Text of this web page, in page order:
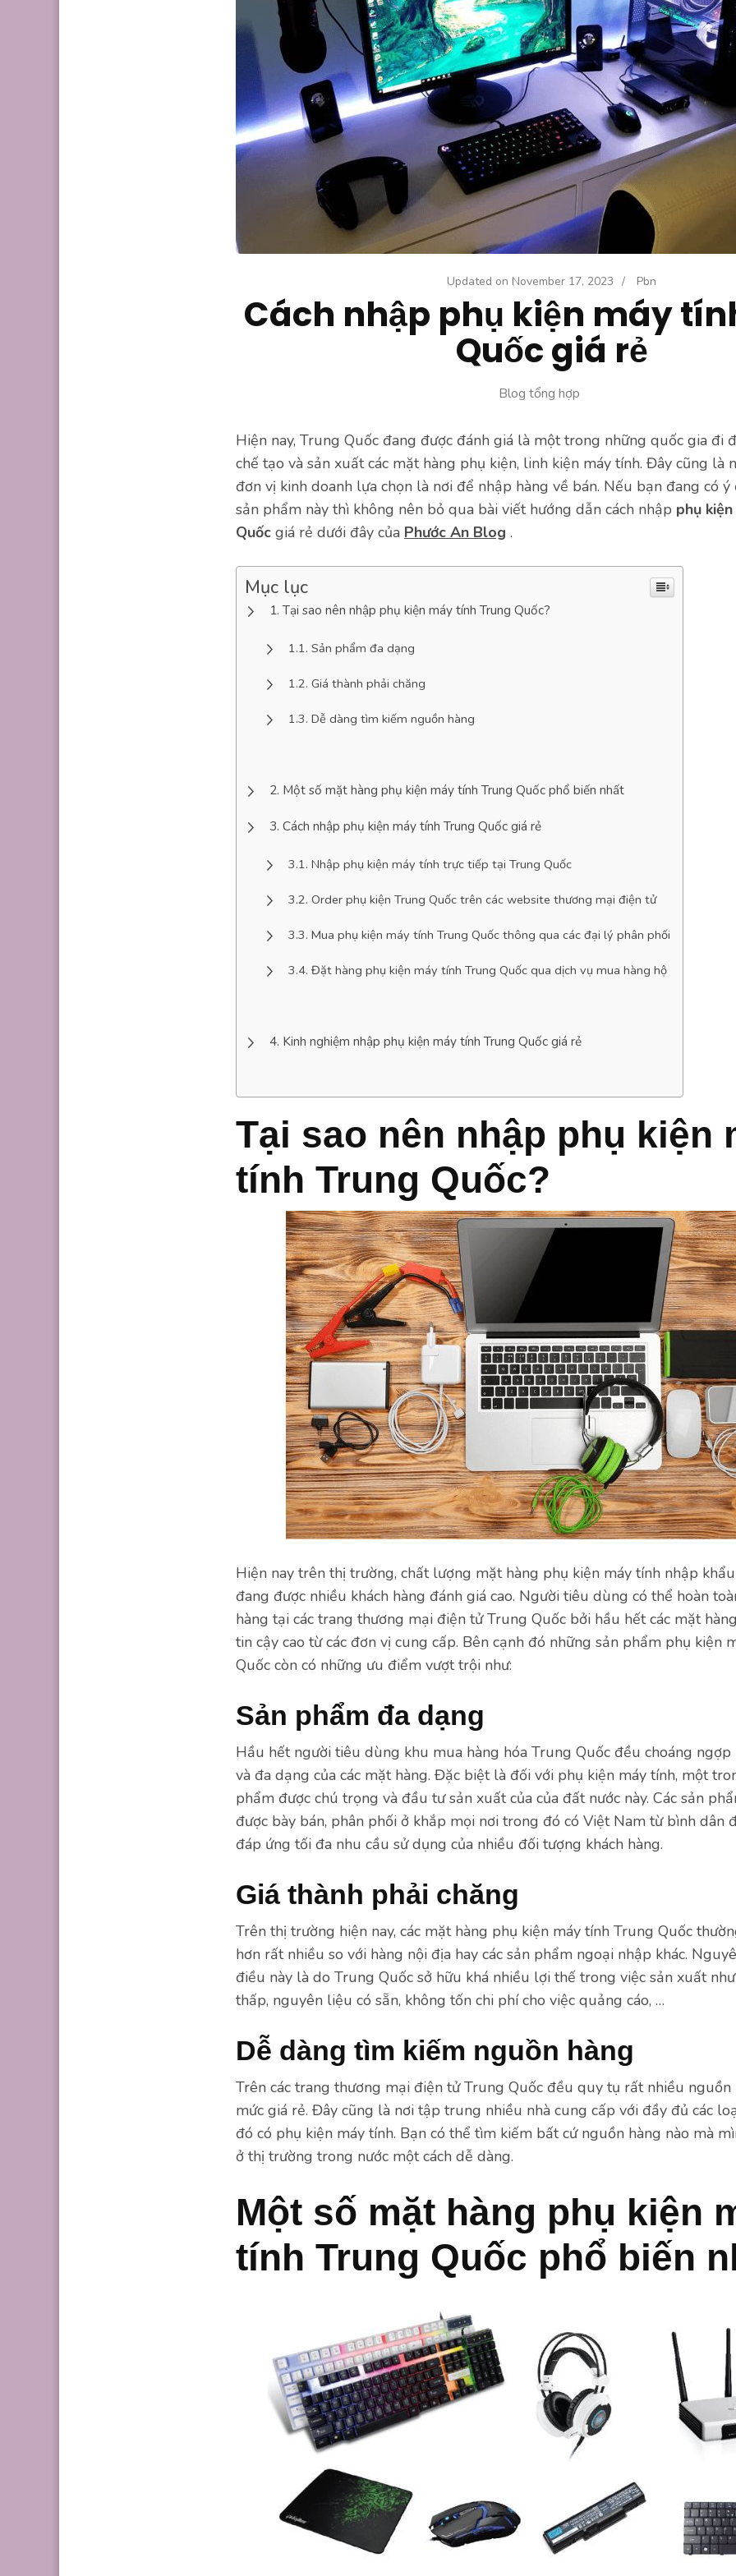
Updated on November 17, 2023 / Pbn
Cách nhập phụ kiện máy
Quốc giá rẻ
Blog tổng hợp
Hiện nay, Trung Quốc đang được đánh giá là một trong những quốc gia đi
chế tạo và sản xuất các mặt hàng phụ kiện, linh kiện máy tính. Đây cũng là
đơn vị kinh doanh lựa chọn là nơi để nhập hàng về bán. Nếu bạn đang có ý
sản phẩm này thì không nên bỏ qua bài viết hướng dẫn cách nhập phụ
Quốc giá rẻ dưới đây của Phước An Blog .
Mục lục
Tại sao nên nhập phụ kiện máy tính Trung Quốc?
Sản phẩm đa dạng
Giá thành phải chăng
Dễ dàng tìm kiếm nguồn hàng
Một số mặt hàng phụ kiện máy tính Trung Quốc phổ biến nhất
Cách nhập phụ kiện máy tính Trung Quốc giá rẻ
Nhập phụ kiện máy tính trực tiếp tại Trung Quốc
Order phụ kiện Trung Quốc trên các website thương mại điện tử
Mua phụ kiện máy tính Trung Quốc thông qua các đại lý phân phối
Đặt hàng phụ kiện máy tính Trung Quốc qua dịch vụ mua hàng hộ
Kinh nghiệm nhập phụ kiện máy tính Trung Quốc giá rẻ
Tại sao nên nhập phụ kiện
tính Trung Quốc?
Hiện nay trên thị trường, chất lượng mặt hàng phụ kiện máy tính nhập
đang được nhiều khách hàng đánh giá cao. Người tiêu dùng có thể hoàn
hàng tại các trang thương mại điện tử Trung Quốc bởi hầu hết các mặt
tin cậy cao từ các đơn vị cung cấp. Bên cạnh đó những sản phẩm phụ kiện
Quốc còn có những ưu điểm vượt trội như:
Sản phẩm đa dạng
Hầu hết người tiêu dùng khu mua hàng hóa Trung Quốc đều choáng
và đa dạng của các mặt hàng. Đặc biệt là đối với phụ kiện máy tính, một
phẩm được chú trọng và đầu tư sản xuất của của đất nước này. Các sản
được bày bán, phân phối ở khắp mọi nơi trong đó có Việt Nam từ bình dân
đáp ứng tối đa nhu cầu sử dụng của nhiều đối tượng khách hàng.
Giá thành phải chăng
Trên thị trường hiện nay, các mặt hàng phụ kiện máy tính Trung Quốc
hơn rất nhiều so với hàng nội địa hay các sản phẩm ngoại nhập khác.
điều này là do Trung Quốc sở hữu khá nhiều lợi thế trong việc sản xuất
thấp, nguyên liệu có sẵn, không tốn chi phí cho việc quảng cáo, …
Dễ dàng tìm kiếm nguồn hàng
Trên các trang thương mại điện tử Trung Quốc đều quy tụ rất nhiều
mức giá rẻ. Đây cũng là nơi tập trung nhiều nhà cung cấp với đầy đủ các
đó có phụ kiện máy tính. Bạn có thể tìm kiếm bất cứ nguồn hàng nào mà
ở thị trường trong nước một cách dễ dàng.
Một số mặt hàng phụ kiện
tính Trung Quốc phổ biến